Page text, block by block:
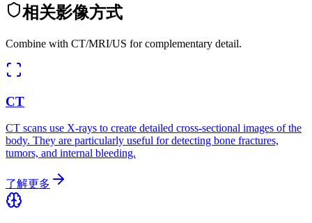
相关影像方式
Combine with CT/MRI/US for complementary detail.
CT
CT scans use X-rays to create detailed cross-sectional images of the
body. They are particularly useful for detecting bone fractures,
tumors, and internal bleeding.
了解更多